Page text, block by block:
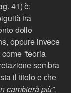
41) è:
tra
delle
oppure invece
“teoria
sembra
il titolo e che
cambierà più”,